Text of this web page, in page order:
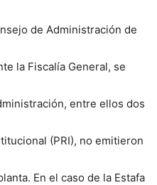
de Administración de
la Fiscalía General, se
entre ellos dos
(PRI), no emitieron
En el caso de la Estafa